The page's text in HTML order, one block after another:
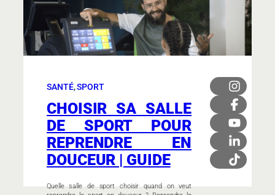
SANTÉ, SPORT
CHOISIR SA SALLE
DE SPORT POUR
REPRENDRE EN
DOUCEUR | GUIDE
Quelle salle de sport choisir quand on veut